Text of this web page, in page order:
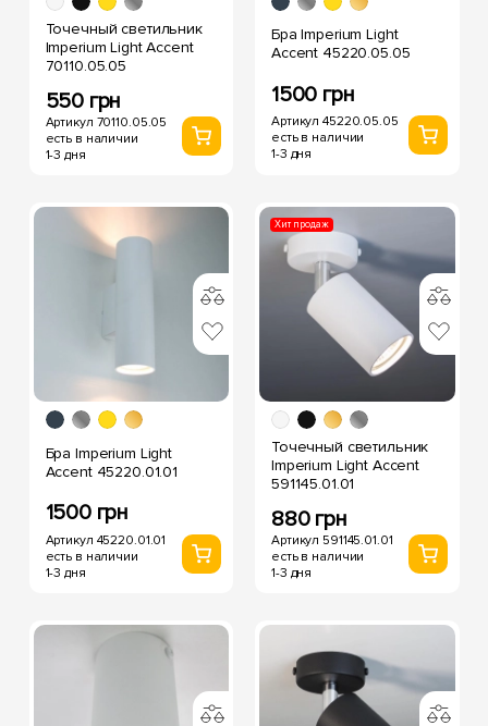
Точечный светильник
Imperium Light Accent
70110.05.05
550 грн
Артикул 70110.05.05
есть в наличии
1-3 дня
Бра Imperium Light
Accent 45220.05.05
1500 грн
Артикул 45220.05.05
есть в наличии
1-3 дня
Бра Imperium Light
Accent 45220.01.01
1500 грн
Артикул 45220.01.01
есть в наличии
1-3 дня
Хит продаж
Точечный светильник
Imperium Light Accent
591145.01.01
880 грн
Артикул 591145.01.01
есть в наличии
1-3 дня